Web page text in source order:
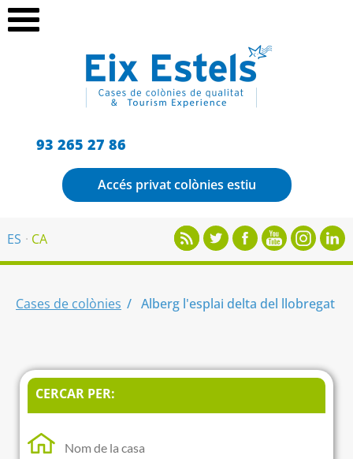
93 265 27 86
Accés privat colònies estiu
ES CA
Cases de colònies Alberg l'esplai delta del llobregat
CERCAR PER: